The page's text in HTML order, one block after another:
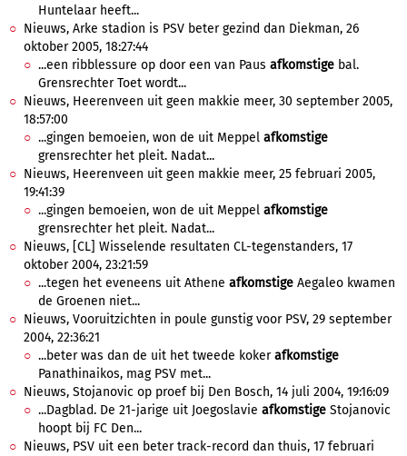
Huntelaar heeft...
Nieuws, Arke stadion is PSV beter gezind dan Diekman, 26
oktober 2005, 18:27:44
...een ribblessure op door een van Paus afkomstige bal.
Grensrechter Toet wordt...
Nieuws, Heerenveen uit geen makkie meer, 30 september 2005,
18:57:00
...gingen bemoeien, won de uit Meppel afkomstige
grensrechter het pleit. Nadat...
Nieuws, Heerenveen uit geen makkie meer, 25 februari 2005,
19:41:39
...gingen bemoeien, won de uit Meppel afkomstige
grensrechter het pleit. Nadat...
Nieuws, [CL] Wisselende resultaten CL-tegenstanders, 17
oktober 2004, 23:21:59
...tegen het eveneens uit Athene afkomstige Aegaleo kwamen
de Groenen niet...
Nieuws, Vooruitzichten in poule gunstig voor PSV, 29 september
2004, 22:36:21
...beter was dan de uit het tweede kokerafkomstige
Panathinaikos, mag PSV met...
Nieuws, Stojanovic op proef bij Den Bosch, 14 juli 2004, 19:16:09
...Dagblad. De 21-jarige uit Joegoslavie afkomstige Stojanovic
hoopt bij FC Den...
Nieuws, PSV uit een beter track-record dan thuis, 17 februari